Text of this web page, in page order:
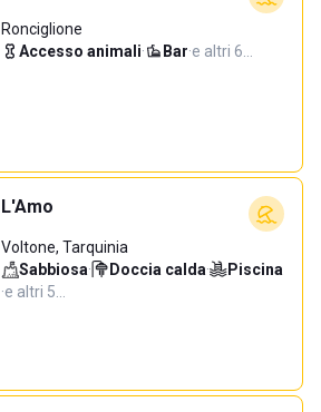
Ronciglione
Accesso animali· Bar·e altri 6…
L'Amo
Voltone, Tarquinia
Sabbiosa· Doccia calda·
Piscina
·e altri 5…